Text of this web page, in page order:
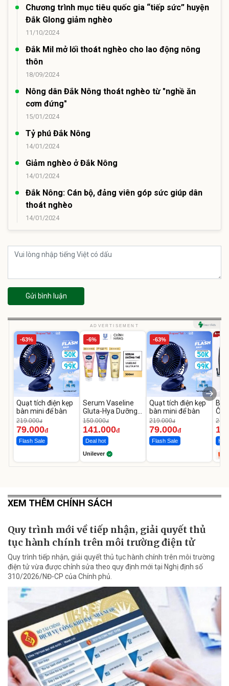
Chương trình mục tiêu quốc gia “tiếp sức” huyện
Đắk Glong giảm nghèo
11/10/2024
Đắk Mil mở lối thoát nghèo cho lao động nông
thôn
18/09/2024
Nông dân Đắk Nông thoát nghèo từ "nghề ăn
cơm đứng"
15/01/2024
Tỷ phú Đắk Nông
14/01/2024
Giảm nghèo ở Đắk Nông
14/01/2024
Đắk Nông: Cán bộ, đảng viên góp sức giúp dân
thoát nghèo
14/01/2024
Gửi bình luận
ADVERTISEMENT
-63%
Quạt tích điện kẹp
bàn mini để bàn
219.000đ
79.000đ
Flash Sale
-6%
Serum Vaseline
Gluta-Hya Dưỡng
Da Sáng Mịn Sau 7
Ngày
150.000đ
141.000đ
Deal hot
Unilever
-63%
Quạt tích điện kẹp
bàn mini để bàn
219.000đ
79.000đ
Flash Sale
Ô
Hot
XEM THÊM CHÍNH SÁCH
Quy trình mới về tiếp nhận, giải quyết thủ
tục hành chính trên môi trường điện tử
Quy trình tiếp nhận, giải quyết thủ tục hành chính trên môi trường
điện tử vừa được chỉnh sửa theo quy định mới tại Nghị định số
310/2026/NĐ-CP của Chính phủ.